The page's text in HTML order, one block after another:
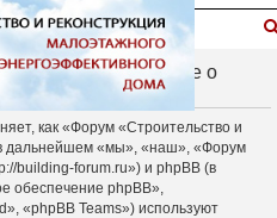
- Соглашение о
как «Форум «Строительство и
дальнейшем «мы», «наш», «Форум
building-forum.ru») и phpBB (в
обеспечение phpBB»,
«phpBB Teams») используют